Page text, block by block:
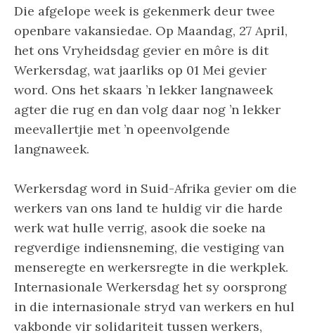
Die afgelope week is gekenmerk deur twee
openbare vakansiedae. Op Maandag, 27 April,
het ons Vryheidsdag gevier en môre is dit
Werkersdag, wat jaarliks op 01 Mei gevier
word. Ons het skaars ’n lekker langnaweek
agter die rug en dan volg daar nog ’n lekker
meevallertjie met ’n opeenvolgende
langnaweek.
Werkersdag word in Suid-Afrika gevier om die
werkers van ons land te huldig vir die harde
werk wat hulle verrig, asook die soeke na
regverdige indiensneming, die vestiging van
menseregte en werkersregte in die werkplek.
Internasionale Werkersdag het sy oorsprong
in die internasionale stryd van werkers en hul
vakbonde vir solidariteit tussen werkers,